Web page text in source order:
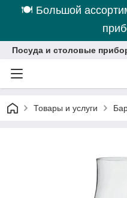
🍽 Большой
Посуда и столовые
Товары и услуги